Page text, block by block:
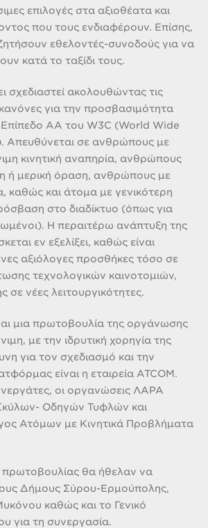
επιλογές στα αξιοθέατα και
που τους ενδιαφέρουν. Επίσης,
εθελοντές-συνοδούς για να
κατά το ταξίδι τους.
σχεδιαστεί ακολουθώντας τις
για την προσβασιμότητα
Επίπεδο ΑΑ του W3C (World Wide
Απευθύνεται σε ανθρώπους με
κινητική αναπηρία, ανθρώπους
ή μερική όραση, ανθρώπους με
καθώς και άτομα με γενικότερη
στο διαδίκτυο (όπως για
Η περαιτέρω ανάπτυξη της
εν εξελίξει, καθώς είναι
αξιόλογες προσθήκες τόσο σε
τεχνολογικών καινοτομιών,
σε νέες λειτουργικότητες.
μια πρωτοβουλία της οργάνωσης
με την ιδρυτική χορηγία της
για τον σχεδιασμό και την
είναι η εταιρεία ATCOM.
οι οργανώσεις ΛΑΡΑ
Οδηγών Τυφλών και
Ατόμων με Κινητικά Προβλήματα
πρωτοβουλίας θα ήθελαν να
Δήμους Σύρου-Ερμούπολης,
καθώς και το Γενικό
για τη συνεργασία.